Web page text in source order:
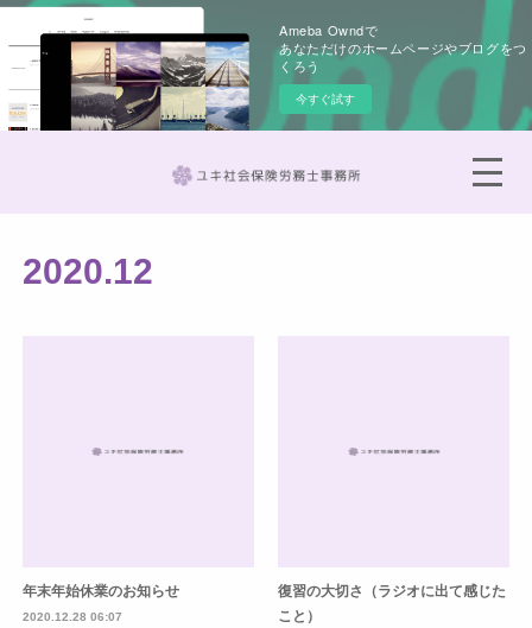
Ameba Owndで
あなただけのホームページやブログをつ
くろう
今すぐ試す
2020.12
年末年始休業のお知らせ
2020.12.28 06:07
復習の大切さ（ラジオに出て感じた
こと）